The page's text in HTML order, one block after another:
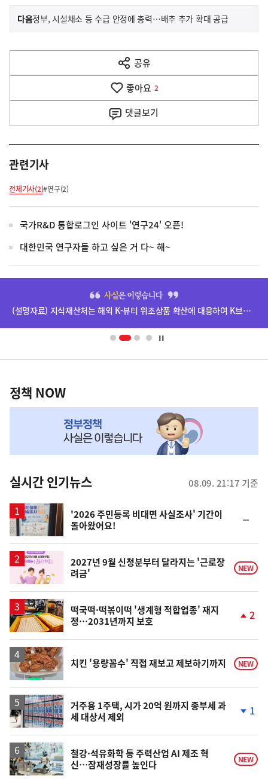
이
전
다
음
다음기
사
정부, 시설채소 등 수급 안정에 총력…배추 추가 확대 공급
공유
열
기
좋아요 2
댓글보기
관련기사
전체기사(2)#연구(2)
국가R&D 통합로그인 사이트 '연구24' 오픈!
대한민국 연구자들 하고 싶은 거 다~ 해~
영
(설명자료) 지식재산처는 해외 K-뷰티 위조상품 확산에 대응하여 K브랜드 정부인증, 유통차단, 국제공조까지 K-브랜드 보호를 강화하고 있습니다.
책
NOW,
뉴
스
정책 NOW
실시간 인기뉴스 08.09. 21:17 기준
'2026 주민등록 비대면 사실조사' 기간이
돌아왔어요!
일
2027년 9월 신청분부터 달라지는 '근로장
려금'
NEW
떡국떡·떡볶이떡 '생계형 적합업종' 재지
정…2031년까지 보호
승
2
치킨 '용량꼼수' 직접 재보고 제보하기까지 NEW
거주용 1주택, 시가 20억 원까지 종부세 과
세 대상서 제외
락
1
철강·석유화학 등 주력산업 AI 제조 혁
신…잠재성장률 높인다
NEW